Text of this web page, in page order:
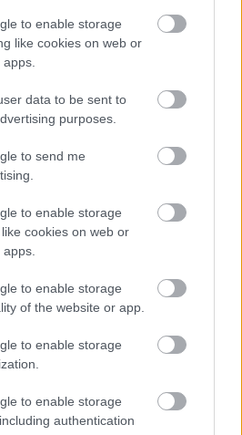
to enable storage
like cookies on web or
data to be sent to
purposes.
to send me
to enable storage
cookies on web or
to enable storage
of the website or app.
to enable storage
to enable storage
authentication
meg a valóságnak”. A
Bull bocsánatot kért az
miatt.
fordulat Lewis Hamilton
kapcsolatban
1
a Red Bullnál
1